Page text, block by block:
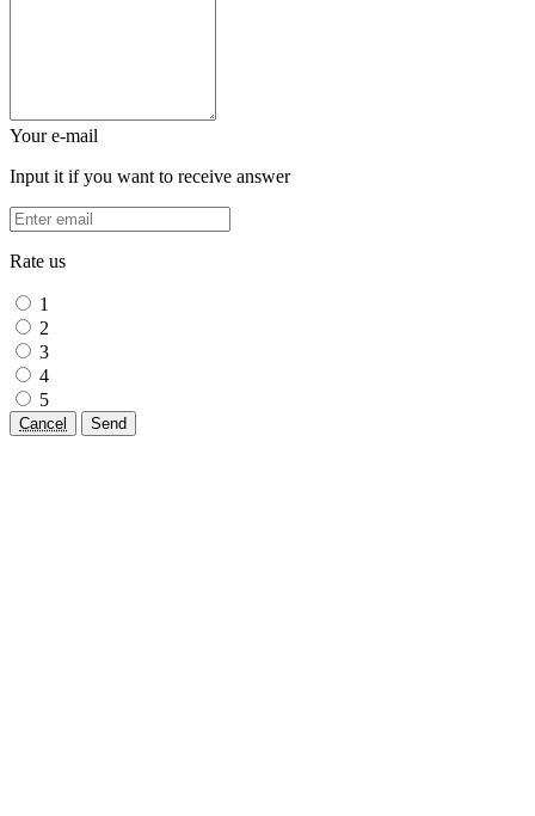
Your e-mail
Input it if you want to receive answer
Rate us
1
2
3
4
5
Cancel Send